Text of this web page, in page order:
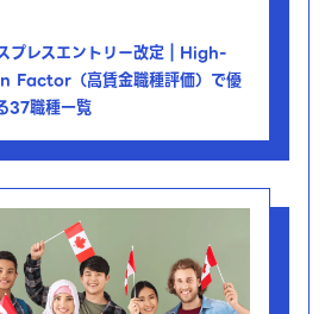
プレスエントリー改定｜High-
（高賃金職種評価）で優
37職種一覧